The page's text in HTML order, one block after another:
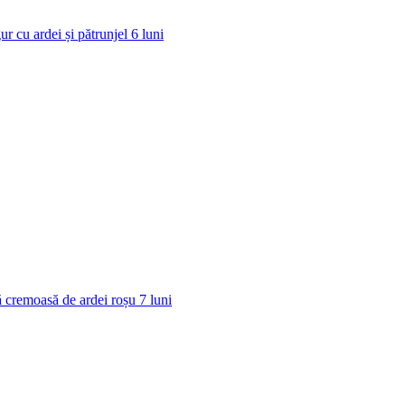
cu ardei și pătrunjel 6 luni
cremoasă de ardei roșu 7 luni